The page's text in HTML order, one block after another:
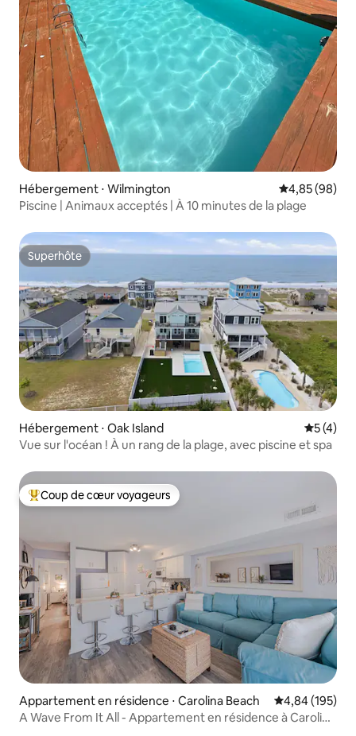
Hébergement ⋅ Wilmington Évaluation
4,85 (98)
Piscine | Animaux acceptés | À 10 minutes de la plage
Superhôte
Superhôte
Hébergement ⋅ Oak Island
5 (4)
Vue sur l'océan ! À un rang de la plage, avec piscine et spa
Coups de cœur voyageurs les plus appréciés
Coup de cœur voyageurs
Appartement en résidence ⋅ Carolina Beach Évaluation
4,84 (195)
A Wave From It All - Appartement en résidence à Carolina